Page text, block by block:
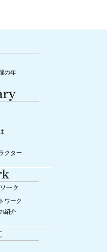
共有を目指す専門講演会を
によるがん患者さん向け外
ドクターカー増台プロジェク
療法を学ぶ公開医学講座開催
らせ 第233回「運動を始め
づくり 腰痛予防から始める
月12日（火）14:00～（約30
の年
クター
ワーク
紹介